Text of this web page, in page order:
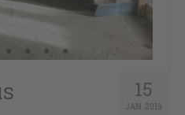
15
JAN. 2019